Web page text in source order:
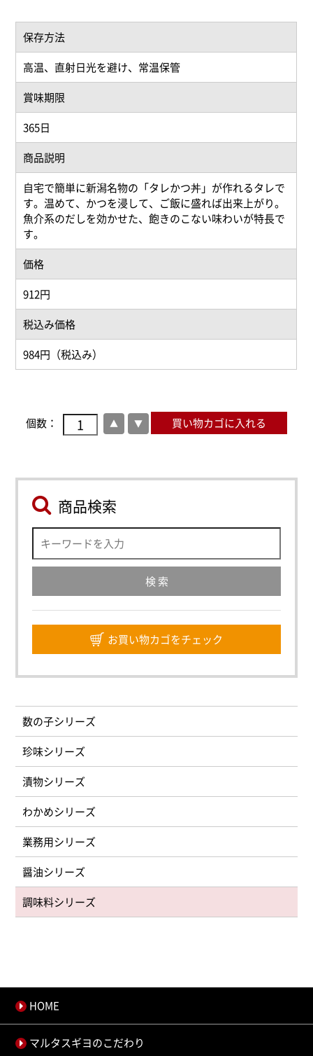
保存方法
高温、直射日光を避け、常温保管
賞味期限
365日
商品説明
自宅で簡単に新潟名物の「タレかつ丼」が作れるタレで
す。温めて、かつを浸して、ご飯に盛れば出来上がり。
魚介系のだしを効かせた、飽きのこない味わいが特長で
す。
価格
912円
税込み価格
984円（税込み）
個数：
商品検索
お買い物カゴをチェック
数の子シリーズ
珍味シリーズ
漬物シリーズ
わかめシリーズ
業務用シリーズ
醤油シリーズ
調味料シリーズ
HOME
マルタスギヨのこだわり